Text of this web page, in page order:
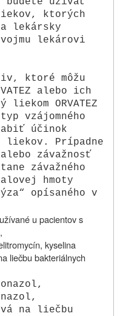
ktorých
lekársky
lekárovi
ktoré môžu
alebo ich
liekom ORVATEZ
vzájomného
účinok
liekov. Prípadne
závažnosť
závažného
hmoty
opísaného v
u pacientov s
kyselina
liečbu bakteriálnych
na liečbu